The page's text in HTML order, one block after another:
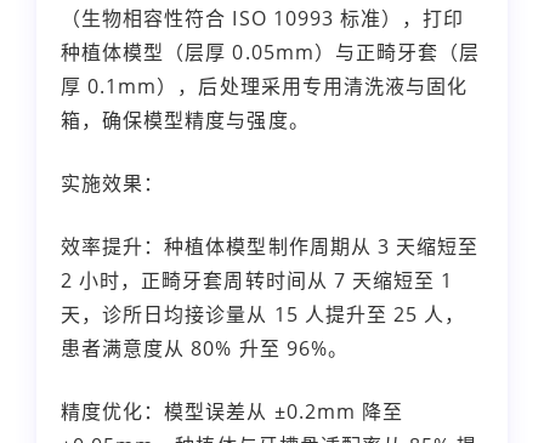
（生物相容性符合 ISO 10993 标准），打印
种植体模型（层厚 0.05mm）与正畸牙套（层
厚 0.1mm），后处理采用专用清洗液与固化
箱，确保模型精度与强度。
实施效果：
效率提升：种植体模型制作周期从 3 天缩短至
2 小时，正畸牙套周转时间从 7 天缩短至 1
天，诊所日均接诊量从 15 人提升至 25 人，
患者满意度从 80% 升至 96%。
精度优化：模型误差从 ±0.2mm 降至